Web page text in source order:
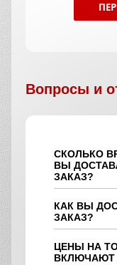
Вопросы и
СКОЛЬКО
ВЫ
ЗАКАЗ?
КАК ВЫ
ЗАКАЗ?
ЦЕНЫ НА
ВКЛЮЧАЮТ